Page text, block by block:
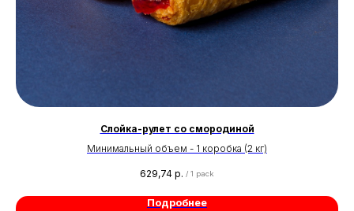
Слойка-рулет со смородиной
Минимальный объем - 1 коробка (2 кг)
629,74 р. / 1 pack
Подробнее